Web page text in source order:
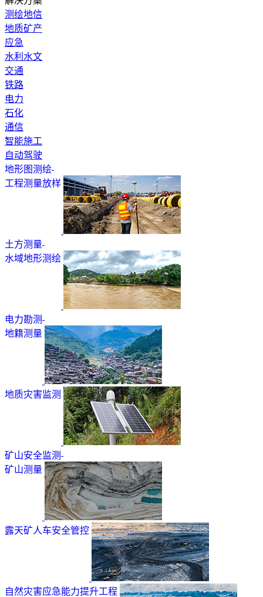
测绘地信
地质矿产
应急
水利水文
交通
铁路
电力
石化
通信
智能施工
自动驾驶
地形图测绘
工程测量放样
土方测量
水域地形测绘
电力勘测
地籍测量
地质灾害监测
矿山安全监测
矿山测量
露天矿人车安全管控
自然灾害应急能力提升工程